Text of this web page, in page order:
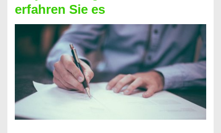
nicht
nur
für
Handy
möglich!
erfahren Sie es